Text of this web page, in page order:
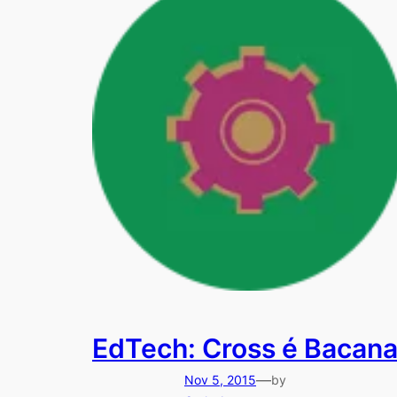
EdTech: Cross é Bacana
Nov 5, 2015—by